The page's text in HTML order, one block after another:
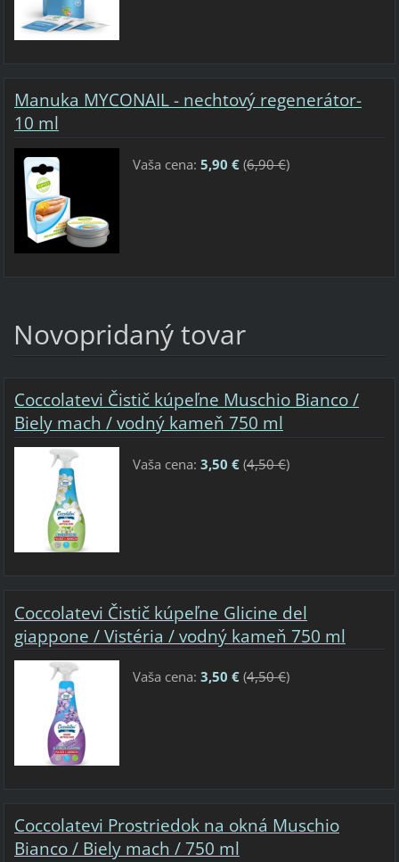
Manuka MYCONAIL - nechtový regenerátor-
10 ml
Vaša cena: 5,90 €(6,90 €)
Novopridaný tovar
Coccolatevi Čistič kúpeľne Muschio Bianco /
Biely mach / vodný kameň 750 ml
Vaša cena: 3,50 €(4,50 €)
Coccolatevi Čistič kúpeľne Glicine del
giappone / Vistéria / vodný kameň 750 ml
Vaša cena: 3,50 €(4,50 €)
Coccolatevi Prostriedok na okná Muschio
Bianco / Biely mach / 750 ml